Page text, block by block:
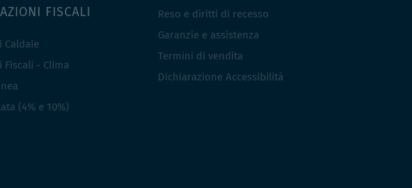
FISCALI
Caldaie
Fiscali - Clima
(4% e 10%)
Reso e diritti di recesso
Garanzie e assistenza
Termini di vendita
Dichiarazione Accessibilità